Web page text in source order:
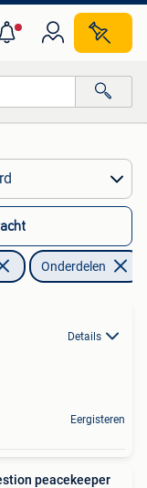
Onderdelen
Details
Eergisteren